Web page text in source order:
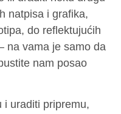
natpisa i grafika,
do reflektujućih
na vama je samo da
nam posao
i uraditi pripremu,